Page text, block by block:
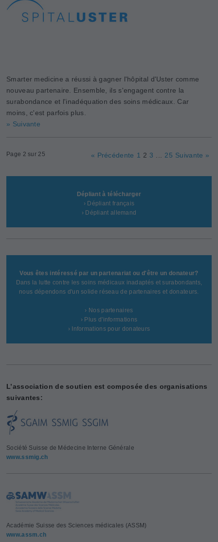
Smarter medicine a réussi à gagner l'hôpital d'Uster comme
nouveau partenaire. Ensemble, ils s'engagent contre la
surabondance et l'inadéquation des soins médicaux. Car
moins, c'est parfois plus.
» Suivante
Page 2 sur 25 « Précédente 1 2 3 25 Suivante »
Dépliant à télécharger
› Dépliant français
› Dépliant allemand
Vous êtes intéressé par un partenariat ou d'être un donateur?
Dans la lutte contre les soins médicaux inadaptés et surabondants,
nous dépendons d'un solide réseau de partenaires et donateurs.
› Nos partenaires
› Plus d'informations
› Informations pour donateurs
L’association de soutien est composée des organisations
suivantes:
Société Suisse de Médecine Interne Générale
www.ssmig.ch
Académie Suisse des Sciences médicales (ASSM)
www.assm.ch